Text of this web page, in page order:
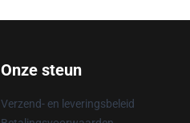
Onze steun
Verzend- en leveringsbeleid